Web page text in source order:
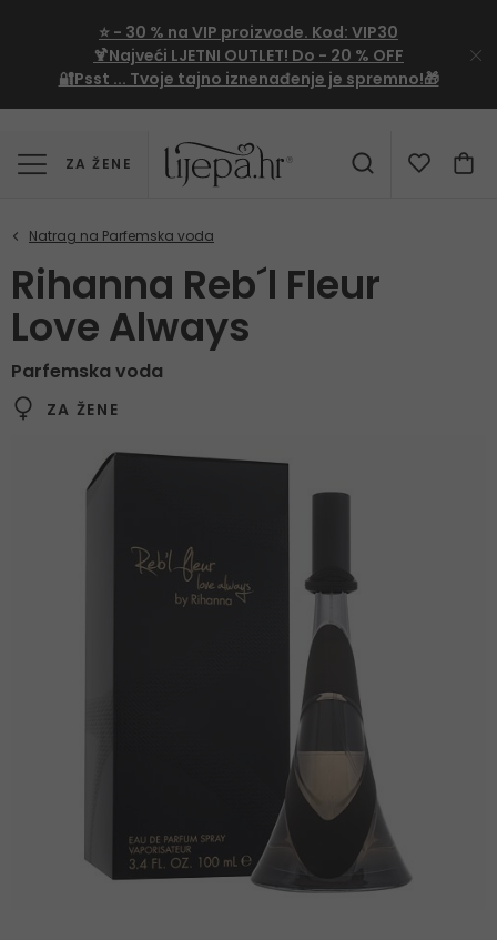
⭐ - 30 % na VIP proizvode. Kod: VIP30
🍹Najveći LJETNI OUTLET! Do - 20 % OFF
🔐Psst ... Tvoje tajno iznenađenje je spremno!🎁
ZA ŽENE
Rihanna Reb´l Fleur
Love Always
Parfemska voda
ZA ŽENE